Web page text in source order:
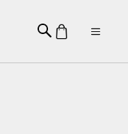
Menu